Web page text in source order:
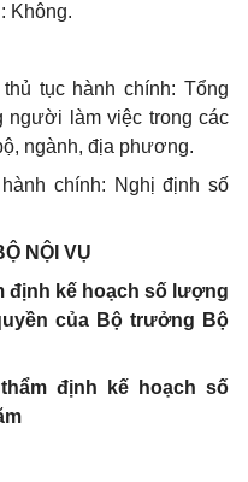
Không.
tục hành chính: Tổng
người làm việc trong các
ngành, địa phương.
chính: Nghị định số
NỘI VỤ
định kế hoạch số lượng
của Bộ trưởng Bộ
định kế hoạch số